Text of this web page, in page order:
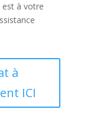
est à votre
à
ICI